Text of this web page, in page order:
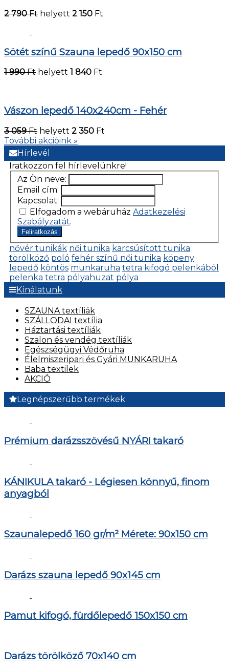
2 790 Ft helyett 2 150 Ft
Sötét színű Szauna lepedő 90x150 cm
1 990 Ft helyett 1 840 Ft
Vászon lepedő 140x240cm - Fehér
3 059 Ft helyett 2 350 Ft
További akcióink »
Hírlevél
Iratkozzon fel hírlevelünkre!
Az Ön neve:
Email cím:
Kapcsolat:
Elfogadom a webáruház Adatkezelési
Szabályzatát.
Feliratkozás
nővér tunikák női tunika karcsúsított tunika
törölköző poló fehér színű női tunika köpeny
lepedő köntös munkaruha tetra kifogó pelenkából
pelenka tetra pólyahuzat pólya
Kínálatunk
SZAUNA textíliák
SZÁLLODAI textília
Háztartási textíliák
Szalon és vendég textíliák
Egészségügyi Védőruha
Élelmiszeripari és Gyári MUNKARUHA
Baba textilek
AKCIÓ
Legnépszerűbb termékek
Prémium darázsszövésű NYÁRI takaró
KÁNIKULA takaró - Légiesen könnyű, finom
anyagból
Szaunalepedő 160 gr/m² Mérete: 90x150 cm
Darázs szauna lepedő 90x145 cm
Pamut kifogó, fürdőlepedő 150x150 cm
Darázs törölköző 70x140 cm